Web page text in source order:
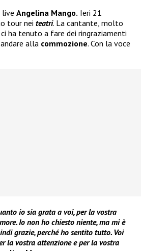
Angelina Mango. Ieri 21
tour nei teatri. La cantante, molto
ha tenuto a fare dei ringraziamenti
alla commozione. Con la voce
io sia grata a voi, per la vostra
Io non ho chiesto niente, ma mi è
grazie, perché ho sentito tutto. Voi
la vostra attenzione e per la vostra